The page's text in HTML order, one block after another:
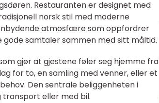
Restauranten er designet med
norsk stil med moderne
atmosfære som oppfordrer
samtaler sammen med sitt måltid.
gjør at gjestene føler seg hjemme fra
for to, en samling med venner, eller et
Den sentrale beliggenheten i
transport eller med bil.